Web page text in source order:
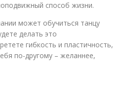
способ жизни.
может обучиться танцу
делать это
гибкость и пластичность,
по-другому – желаннее,